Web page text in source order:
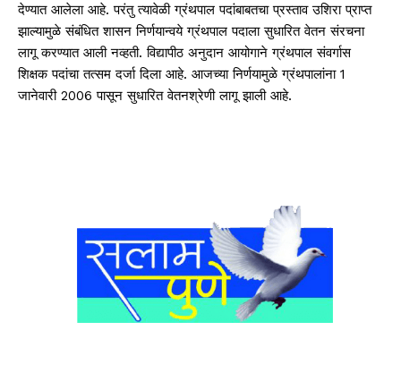
देण्यात आलेला आहे. परंतु त्यावेळी ग्रंथपाल पदांबाबतचा प्रस्ताव उशिरा प्राप्त
झाल्यामुळे संबंधित शासन निर्णयान्वये ग्रंथपाल पदाला सुधारित वेतन संरचना
लागू करण्यात आली नव्हती. विद्यापीठ अनुदान आयोगाने ग्रंथपाल संवर्गास
शिक्षक पदांचा तत्सम दर्जा दिला आहे. आजच्या निर्णयामुळे ग्रंथपालांना 1
जानेवारी 2006 पासून सुधारित वेतनश्रेणी लागू झाली आहे.